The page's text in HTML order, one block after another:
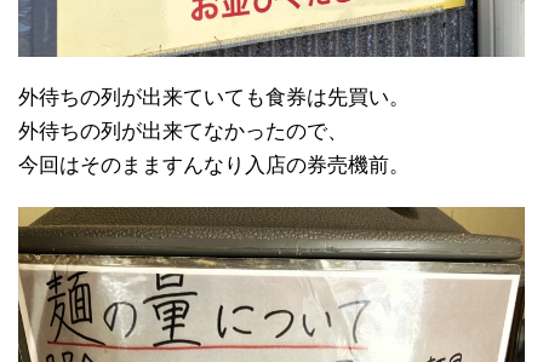
外待ちの列が出来ていても食券は先買い。
外待ちの列が出来てなかったので、
今回はそのまますんなり入店の券売機前。